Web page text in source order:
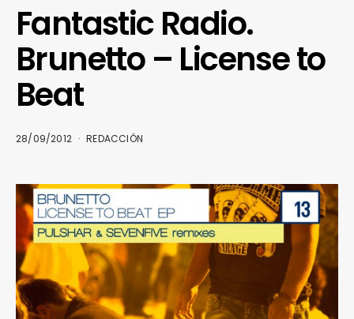
Fantastic Radio.
Brunetto – License to
Beat
28/09/2012 REDACCIÓN